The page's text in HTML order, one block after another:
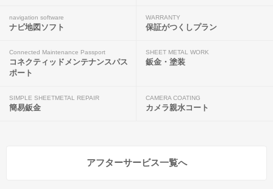
navigation software
ナビ地図ソフト
WARRANTY
保証がつくしプラン
Connected Maintenance Passport
コネクティッドメンテナンスパス
ポート
SHEET METAL WORK
鈑金・塗装
SIMPLE SHEETMETAL REPAIR
簡易鈑金
CAMERA COATING
カメラ親水コート
アフターサービス一覧へ